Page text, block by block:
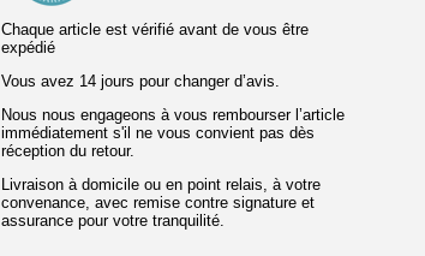
Chaque article est vérifié avant de vous être
expédié
Vous avez 14 jours pour changer d’avis.
Nous nous engageons à vous rembourser l’article
immédiatement s'il ne vous convient pas dès
réception du retour.
Livraison à domicile ou en point relais, à votre
convenance, avec remise contre signature et
assurance pour votre tranquilité.